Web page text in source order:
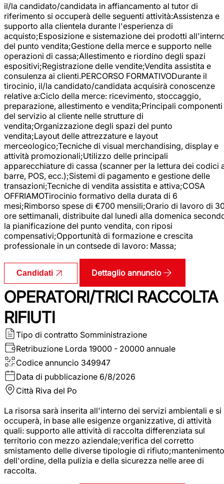
il/la candidato/candidata in affiancamento al tutor di
riferimento si occuperà delle seguenti attività:Assistenza e
supporto alla clientela durante l'esperienza di
acquisto;Esposizione e sistemazione dei prodotti
del punto vendita;Gestione della merce e supporto nelle
operazioni di cassa;Allestimento e riordino degli spazi
espositivi;Registrazione delle vendite;Vendita assistita e
consulenza ai clienti.PERCORSO FORMATIVODurante il
tirocinio, il/la candidato/candidata acquisirà conoscenze
relative a:Ciclo della merce: ricevimento, stoccaggio,
preparazione, allestimento e vendita;Principali componenti
del servizio al cliente nelle strutture di
vendita;Organizzazione degli spazi del punto
vendita;Layout delle attrezzature e layout
merceologico;Tecniche di visual merchandising, display e
attività promozionali;Utilizzo delle principali
apparecchiature di cassa (scanner per la lettura dei codici
barre, POS, ecc.);Sistemi di pagamento e gestione delle
transazioni;Tecniche di vendita assistita e attiva;COSA
OFFRIAMOTirocinio formativo della durata di 6
mesi;Rimborso spese di €700 mensili;Orario di lavoro di
ore settimanali, distribuite dal lunedì alla domenica
la pianificazione del punto vendita, con riposi
compensativi;Opportunità di formazione e crescita
professionale in un contsede di lavoro: Massa;
Candidati Dettaglio annuncio
OPERATORI/TRICI RACCOLTA
RIFIUTI
Tipo di contratto Somministrazione
Retribuzione Lorda 19000 - 20000 annuale
Codice annuncio 349947
Data di pubblicazione 6/8/2026
Città Riva del Po
La risorsa sarà inserita all'interno dei servizi ambientali e si
occuperà, in base alle esigenze organizzative, di attività
quali: supporto alle attività di raccolta differenziata sul
territorio con mezzo aziendale;verifica del corretto
smistamento delle diverse tipologie di rifiuto;mantenimento
dell'ordine, della pulizia e della sicurezza nelle aree di
raccolta.